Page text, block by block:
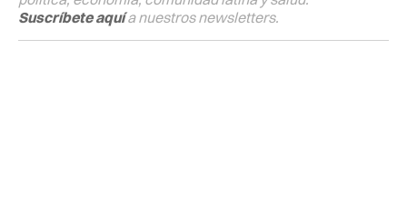
Suscríbete aquía nuestros newsletters.